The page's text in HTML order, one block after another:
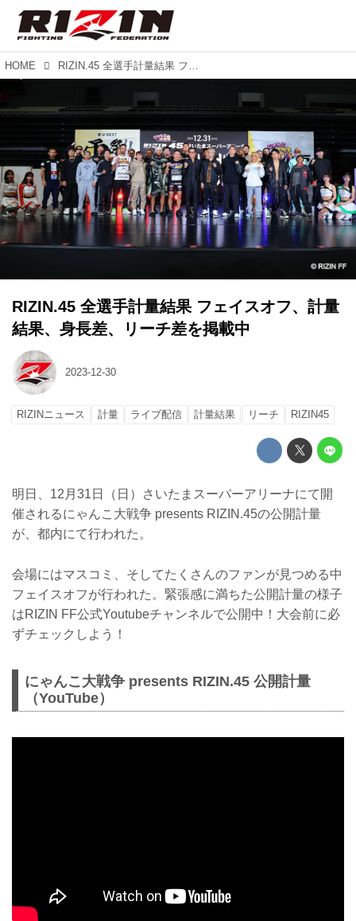
HOME RIZIN.45 全選手計量結果 フェイスオフ、計量結果、身長差、リーチ差を掲載中
RIZIN.45 全選手計量結果 フェイスオフ、計量
結果、身長差、リーチ差を掲載中
2023-12-30
RIZINニュース 計量 ライブ配信 計量結果 リーチ RIZIN45
明日、12月31日（日）さいたまスーパーアリーナにて開
催されるにゃんこ大戦争 presents RIZIN.45の公開計量
が、都内にて行われた。
会場にはマスコミ、そしてたくさんのファンが見つめる中
フェイスオフが行われた。緊張感に満ちた公開計量の様子
はRIZIN FF公式Youtubeチャンネルで公開中！大会前に必
ずチェックしよう！
にゃんこ大戦争 presents RIZIN.45 公開計量
（YouTube）